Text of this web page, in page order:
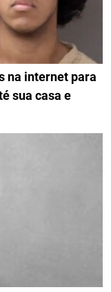
na internet para
sua casa e